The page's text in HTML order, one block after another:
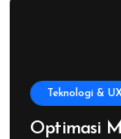
Teknologi &
Optimasi